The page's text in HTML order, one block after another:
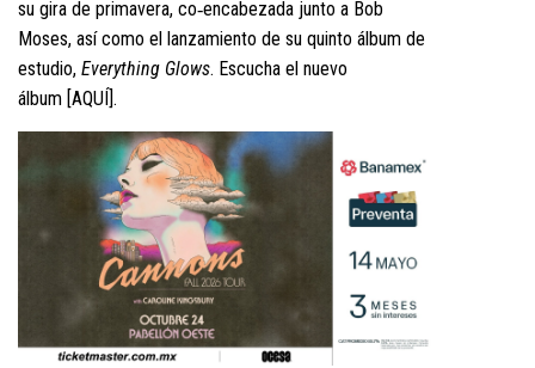
su gira de primavera, co‑encabezada junto a Bob
Moses, así como el lanzamiento de su quinto álbum de
estudio, Everything Glows. Escucha el nuevo
álbum [AQUÍ].